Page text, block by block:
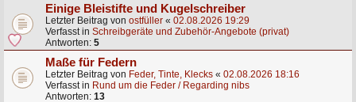
Einige Bleistifte und Kugelschreiber
Letzter Beitrag von ostfüller « 02.08.2026 19:29
Verfasst in Schreibgeräte und Zubehör-Angebote (privat)
Antworten: 5
Maße für Federn
Letzter Beitrag von Feder, Tinte, Klecks « 02.08.2026 18:16
Verfasst in Rund um die Feder / Regarding nibs
Antworten: 13